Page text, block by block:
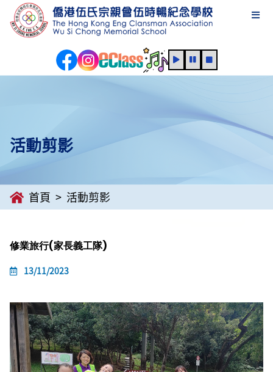
活動剪影
首頁 活動剪影
修業旅行(家長義工隊)
13/11/2023